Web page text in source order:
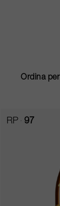
Ordina per
RP 97